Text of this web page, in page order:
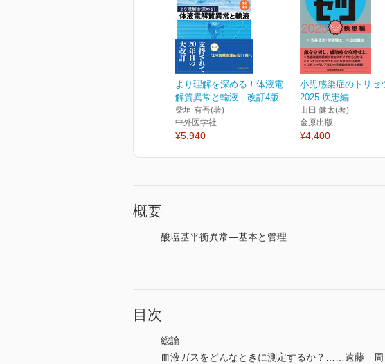
より理解を深める！体液電
解質異常と輸液 改訂4版
柴垣 有吾(著)
中外医学社
¥5,940
小児感染症のトリセ
2025 疾患編
山田 健太(著)
金原出版
¥4,400
概要
酸塩基平衡異常―基本と管理
目次
総論
血液ガスをどんなときに測定するか？……遠藤 周